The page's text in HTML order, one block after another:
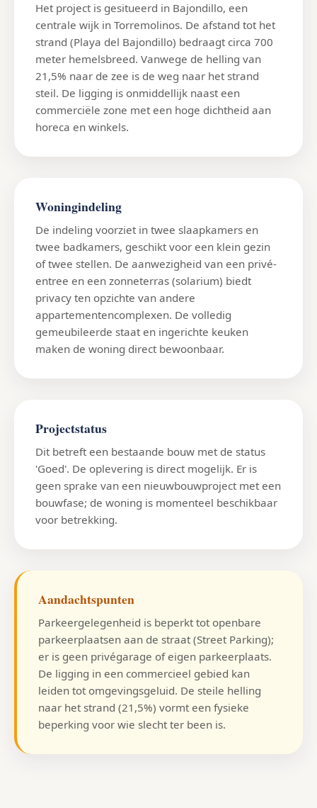
Het project is gesitueerd in Bajondillo, een
centrale wijk in Torremolinos. De afstand tot het
strand (Playa del Bajondillo) bedraagt circa 700
meter hemelsbreed. Vanwege de helling van
21,5% naar de zee is de weg naar het strand
steil. De ligging is onmiddellijk naast een
commerciële zone met een hoge dichtheid aan
horeca en winkels.
Woningindeling
De indeling voorziet in twee slaapkamers en
twee badkamers, geschikt voor een klein gezin
of twee stellen. De aanwezigheid van een privé-
entree en een zonneterras (solarium) biedt
privacy ten opzichte van andere
appartementencomplexen. De volledig
gemeubileerde staat en ingerichte keuken
maken de woning direct bewoonbaar.
Projectstatus
Dit betreft een bestaande bouw met de status
'Goed'. De oplevering is direct mogelijk. Er is
geen sprake van een nieuwbouwproject met een
bouwfase; de woning is momenteel beschikbaar
voor betrekking.
Aandachtspunten
Parkeergelegenheid is beperkt tot openbare
parkeerplaatsen aan de straat (Street Parking);
er is geen privégarage of eigen parkeerplaats.
De ligging in een commercieel gebied kan
leiden tot omgevingsgeluid. De steile helling
naar het strand (21,5%) vormt een fysieke
beperking voor wie slecht ter been is.